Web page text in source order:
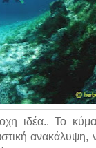
ιδέα.. Το
ανακάλυψη,